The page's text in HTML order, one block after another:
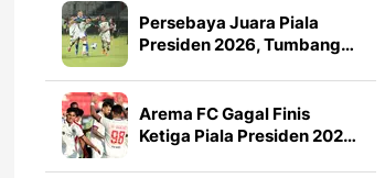
Persebaya Juara Piala
Presiden 2026, Tumbang…
Arema FC Gagal Finis
Ketiga Piala Presiden 202…